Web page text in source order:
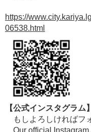
https://
06538.html
【公式インスタグラ
もしよろしければフ